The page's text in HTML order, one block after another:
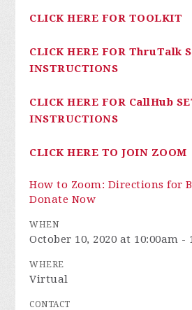
CLICK HERE FOR TOOLKIT
CLICK HERE FOR ThruTalk
INSTRUCTIONS
CLICK HERE FOR CallHub
INSTRUCTIONS
CLICK HERE TO JOIN ZOOM
How to Zoom: Directions for
Donate Now
WHEN
October 10, 2020 at 10:00am -
WHERE
Virtual
CONTACT